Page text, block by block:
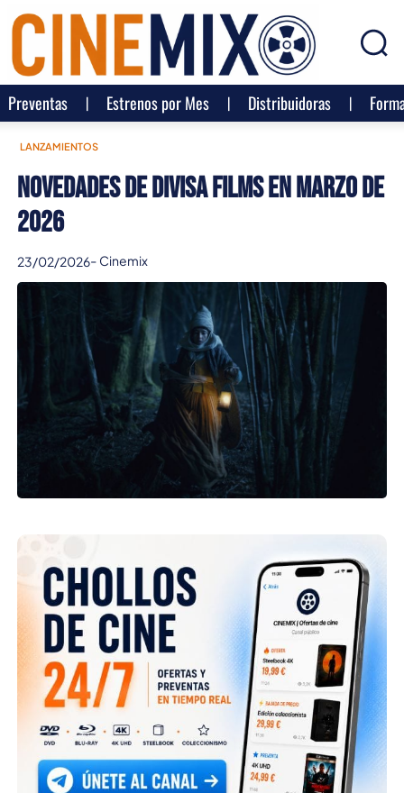
Preventas Estrenos por Mes Distribuidoras
LANZAMIENTOS
Novedades de Divisa Films en Marzo de
2026
23/02/2026- Cinemix